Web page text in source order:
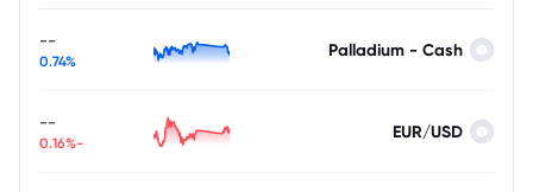
Palladium - Cash
--
0.74%
EUR/USD
--
-0.16%